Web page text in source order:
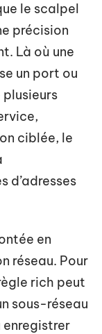
le scalpel
précision
Là où une
un port ou
ciblée, le
d’adresses
en
réseau. Pour
rich peut
sous-réseau
enregistrer